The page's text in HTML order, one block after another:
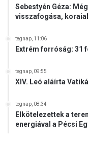
Sebestyén Géza:
visszafogása,
tegnap, 11:06
Extrém forróság: 31
tegnap, 09:55
XIV. Leó aláírta
tegnap, 08:34
Elkötelezettek a
energiával a Pécsi